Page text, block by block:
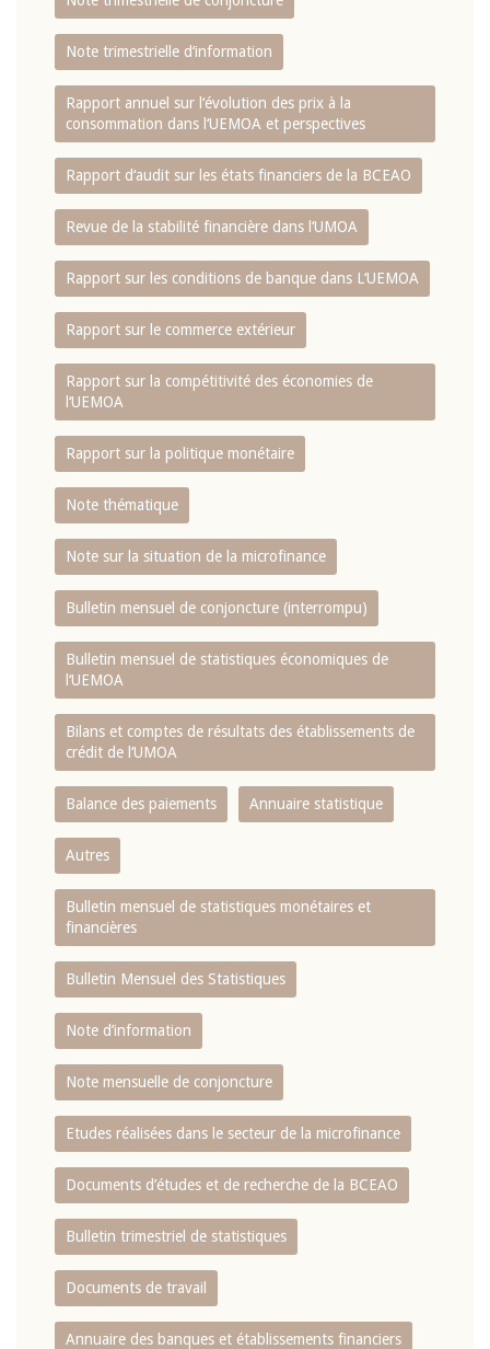
Note trimestrielle d‘information
Rapport annuel sur l‘évolution des prix à la
consommation dans l‘UEMOA et perspectives
Rapport d‘audit sur les états financiers de la BCEAO
Revue de la stabilité financière dans l‘UMOA
Rapport sur les conditions de banque dans L‘UEMOA
Rapport sur le commerce extérieur
Rapport sur la compétitivité des économies de
l‘UEMOA
Rapport sur la politique monétaire
Note thématique
Note sur la situation de la microfinance
Bulletin mensuel de conjoncture (interrompu)
Bulletin mensuel de statistiques économiques de
l‘UEMOA
Bilans et comptes de résultats des établissements de
crédit de l‘UMOA
Balance des paiements Annuaire statistique
Autres
Bulletin mensuel de statistiques monétaires et
financières
Bulletin Mensuel des Statistiques
Note d’information
Note mensuelle de conjoncture
Etudes réalisées dans le secteur de la microfinance
Documents d’études et de recherche de la BCEAO
Bulletin trimestriel de statistiques
Documents de travail
Annuaire des banques et établissements financiers